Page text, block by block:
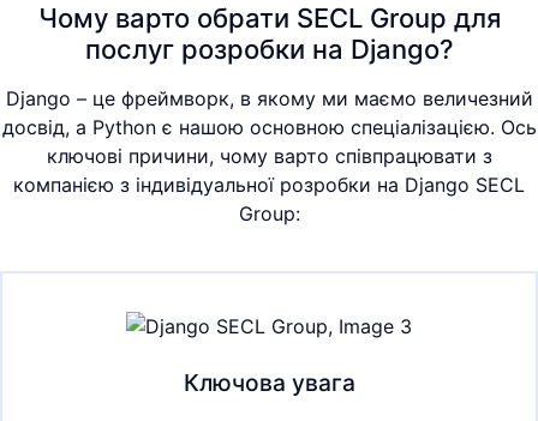
Чому варто обрати SECL Group для
послуг розробки на Django?
Django – це фреймворк, в якому ми маємо величезний
досвід, а Python є нашою основною спеціалізацією. Ось
ключові причини, чому варто співпрацювати з
компанією з індивідуальної розробки на Django SECL
Group:
Ключова увага